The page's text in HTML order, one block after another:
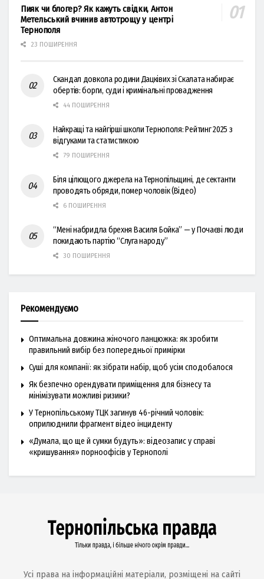
Пияк чи блогер? Як кажуть свідки, Антон
Метельський вчинив автотрощу у центрі
Тернополя
23 ПОШИРЕННЯ
Скандал довкола родини Дацківих зі Скалата набирає
обертів: борги, суди і кримінальні провадження
44 ПОШИРЕННЯ
Найкращі та найгірші школи Тернополя: Рейтинг 2025 з
відгуками та статистикою
79 ПОШИРЕННЯ
Біля цілющого джерела на Тернопільщині, де сектанти
проводять обряди, помер чоловік (Відео)
6 ПОШИРЕННЯ
“Мені набридла брехня Василя Бойка” — у Почаєві люди
покидають партію “Слуга народу”
30 ПОШИРЕННЯ
Рекомендуємо
Оптимальна довжина жіночого ланцюжка: як зробити
правильний вибір без попередньої примірки
Суші для компанії: як зібрати набір, щоб усім сподобалося
Як безпечно орендувати приміщення для бізнесу та
мінімізувати можливі ризики?
У Тернопільському ТЦК загинув 46-річний чоловік:
оприлюднили фрагмент відео інциденту
«Думала, що ще й сумки будуть»: відеозапис у справі
«кришування» порноофісів у Тернополі
Усі права на інформаційні матеріали, розміщені на сайті